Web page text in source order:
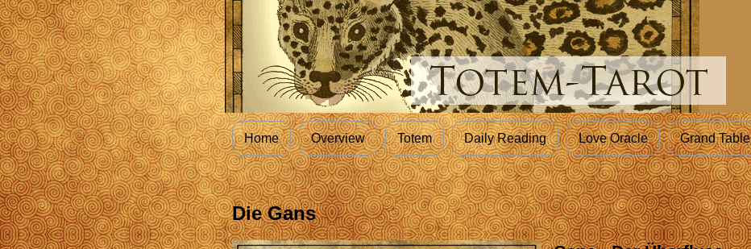
Home Overview Totem Daily Reading Love Oracle Grand Table
Die Gans